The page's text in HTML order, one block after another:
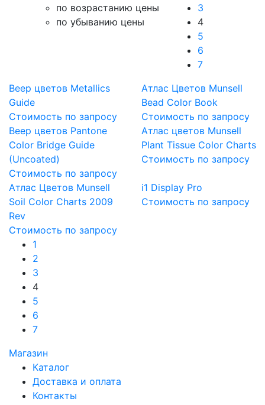
по возрастанию цены
по убыванию цены
3
4
5
6
7
Веер цветов Metallics
Guide
Стоимость по запросу
Атлас Цветов Munsell
Bead Color Book
Стоимость по запросу
Веер цветов Pantone
Color Bridge Guide
(Uncoated)
Стоимость по запросу
Атлас цветов Munsell
Plant Tissue Color Charts
Стоимость по запросу
Атлас Цветов Munsell
Soil Color Charts 2009
Rev
Стоимость по запросу
i1 Display Pro
Стоимость по запросу
1
2
3
4
5
6
7
Магазин
Каталог
Доставка и оплата
Контакты